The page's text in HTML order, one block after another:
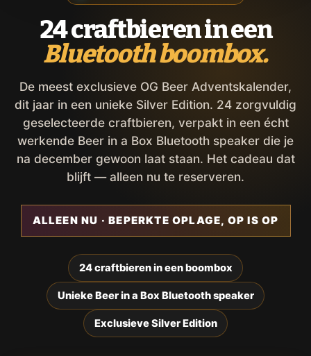
24 craftbieren in een
Bluetooth boombox.
De meest exclusieve OG Beer Adventskalender,
dit jaar in een unieke Silver Edition. 24 zorgvuldig
geselecteerde craftbieren, verpakt in een écht
werkende Beer in a Box Bluetooth speaker die je
na december gewoon laat staan. Het cadeau dat
blijft — alleen nu te reserveren.
ALLEEN NU · BEPERKTE OPLAGE, OP IS OP
24 craftbieren in een boombox
Unieke Beer in a Box Bluetooth speaker
Exclusieve Silver Edition